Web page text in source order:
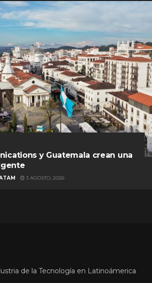
y Guatemala crean una
3 AGOSTO, 2026
de la Tecnología en Latinoámerica